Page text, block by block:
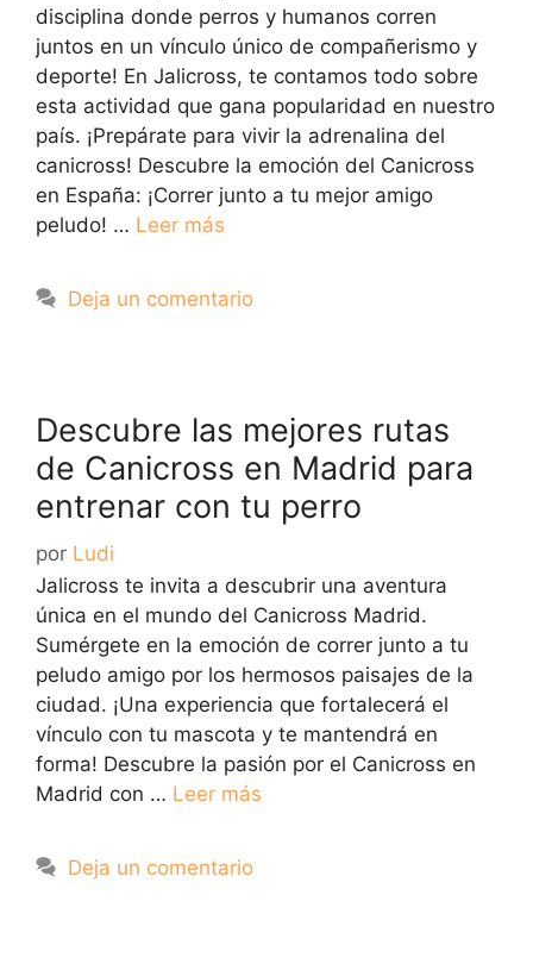
disciplina donde perros y humanos corren
juntos en un vínculo único de compañerismo y
deporte! En Jalicross, te contamos todo sobre
esta actividad que gana popularidad en nuestro
país. ¡Prepárate para vivir la adrenalina del
canicross! Descubre la emoción del Canicross
en España: ¡Correr junto a tu mejor amigo
peludo! … Leer más
Deja un comentario
Descubre las mejores rutas
de Canicross en Madrid para
entrenar con tu perro
por Ludi
Jalicross te invita a descubrir una aventura
única en el mundo del Canicross Madrid.
Sumérgete en la emoción de correr junto a tu
peludo amigo por los hermosos paisajes de la
ciudad. ¡Una experiencia que fortalecerá el
vínculo con tu mascota y te mantendrá en
forma! Descubre la pasión por el Canicross en
Madrid con … Leer más
Deja un comentario